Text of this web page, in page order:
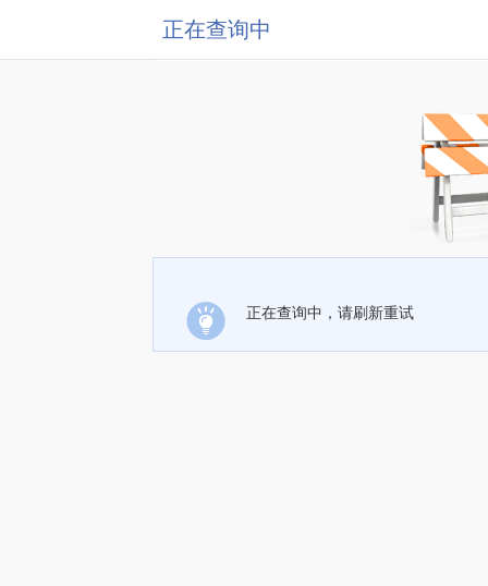
正在查询中
正在查询中，请刷新重试